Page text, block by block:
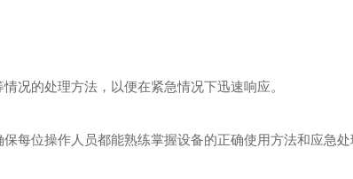
的处理方法，以便在紧急情况下迅速响应。
位操作人员都能熟练掌握设备的正确使用方法和应急处